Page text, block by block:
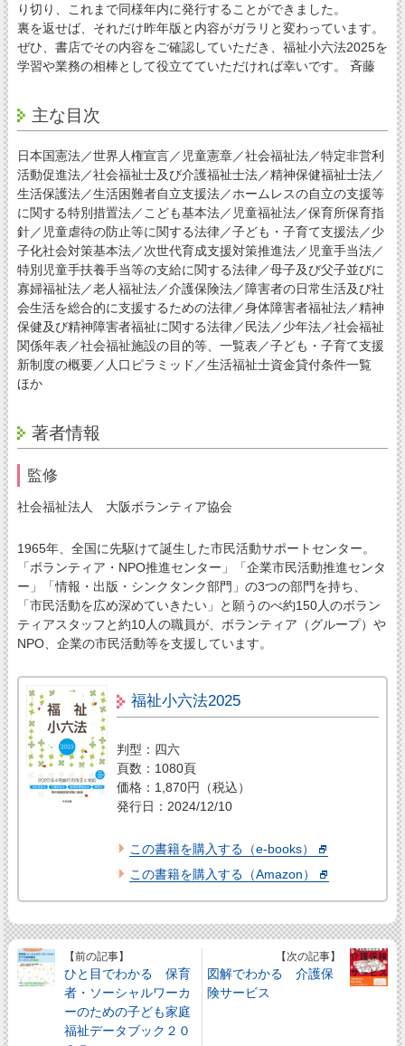
り切り、これまで同様年内に発行することができました。
裏を返せば、それだけ昨年版と内容がガラリと変わっています。
ぜひ、書店でその内容をご確認していただき、福祉小六法2025を
学習や業務の相棒として役立てていただければ幸いです。 斉藤
主な目次
日本国憲法／世界人権宣言／児童憲章／社会福祉法／特定非営利
活動促進法／社会福祉士及び介護福祉士法／精神保健福祉士法／
生活保護法／生活困難者自立支援法／ホームレスの自立の支援等
に関する特別措置法／こども基本法／児童福祉法／保育所保育指
針／児童虐待の防止等に関する法律／子ども・子育て支援法／少
子化社会対策基本法／次世代育成支援対策推進法／児童手当法／
特別児童手扶養手当等の支給に関する法律／母子及び父子並びに
寡婦福祉法／老人福祉法／介護保険法／障害者の日常生活及び社
会生活を総合的に支援するための法律／身体障害者福祉法／精神
保健及び精神障害者福祉に関する法律／民法／少年法／社会福祉
関係年表／社会福祉施設の目的等、一覧表／子ども・子育て支援
新制度の概要／人口ピラミッド／生活福祉士資金貸付条件一覧
ほか
著者情報
監修
社会福祉法人 大阪ボランティア協会
1965年、全国に先駆けて誕生した市民活動サポートセンター。
「ボランティア・NPO推進センター」「企業市民活動推進センタ
ー」「情報・出版・シンクタンク部門」の3つの部門を持ち、
「市民活動を広め深めていきたい」と願うのべ約150人のボラン
ティアスタッフと約10人の職員が、ボランティア（グループ）や
NPO、企業の市民活動等を支援しています。
福祉小六法2025
判型：四六
頁数：1080頁
価格：1,870円（税込）
発行日：2024/12/10
この書籍を購入する（e-books）
この書籍を購入する（Amazon）
【前の記事】
ひと目でわかる 保育
者・ソーシャルワーカ
ーのための子ども家庭
福祉データブック２０
【次の記事】
図解でわかる 介護保
険サービス